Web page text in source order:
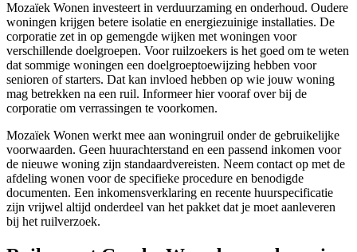
Mozaïek Wonen investeert in verduurzaming en onderhoud. Oudere
woningen krijgen betere isolatie en energiezuinige installaties. De
corporatie zet in op gemengde wijken met woningen voor
verschillende doelgroepen. Voor ruilzoekers is het goed om te weten
dat sommige woningen een doelgroeptoewijzing hebben voor
senioren of starters. Dat kan invloed hebben op wie jouw woning
mag betrekken na een ruil. Informeer hier vooraf over bij de
corporatie om verrassingen te voorkomen.
Mozaïek Wonen werkt mee aan woningruil onder de gebruikelijke
voorwaarden. Geen huurachterstand en een passend inkomen voor
de nieuwe woning zijn standaardvereisten. Neem contact op met de
afdeling wonen voor de specifieke procedure en benodigde
documenten. Een inkomensverklaring en recente huurspecificatie
zijn vrijwel altijd onderdeel van het pakket dat je moet aanleveren
bij het ruilverzoek.